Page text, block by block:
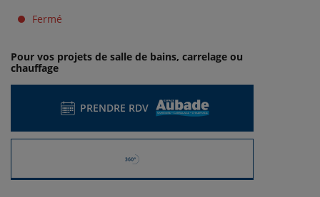
NOS CATÉGORIES
Fermé
Pour vos projets de salle de bains, carrelage ou
chauffage
PRENDRE RDV